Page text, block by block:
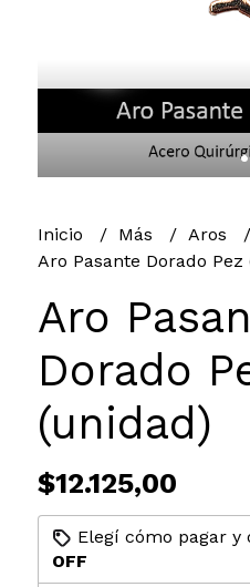
Inicio Más Aros
Aro Pasante Dorado Pez
Aro
Dorado
(unidad)
$12.125,00
Elegí cómo pagar y
OFF